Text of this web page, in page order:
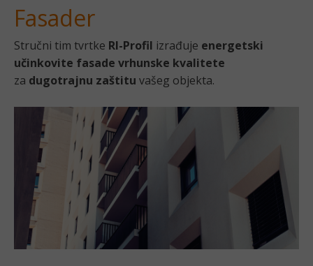
Fasader
Stručni tim tvrtke RI-Profil izrađuje energetski
učinkovite fasade vrhunske kvalitete
za dugotrajnu zaštitu vašeg objekta.